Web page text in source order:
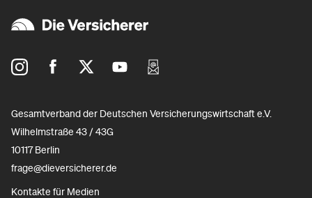
Gesamtverband der Deutschen Versicherungswirtschaft e.V.
Wilhelmstraße 43 / 43G
10117 Berlin
frage@dieversicherer.de
Kontakte für Medien